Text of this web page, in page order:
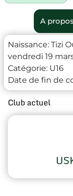
A propos
Naissance: Tizi
vendredi 19
Catégorie: U16
Date de fin de
Club actuel